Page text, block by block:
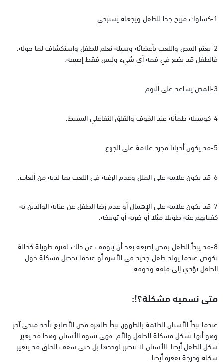
1-كسلوك مريح جدا للطفل ويجعله يسترخي.
2-يعتبر المص واللعب بأعضائه وسيلة تعلم للطفل واستكشاف لما حوله.
فالطفل قد يضع في فمه أي شيء وليس فقط إصبعه.
3-المص يساعد على النوم.
4-كوسيلة طمأنة عند الخوف والقلق التفاعلي البسيط.
5-قد يكون أحيانا مجرد علامة على الجوع.
6-قد يكون علامة على الملل وعدم الرغبة في اللعب بما لديه من ألعاب.
7-قد يكون علامة على الإهمال أو عدم رضا الطفل عن عناية الوالدين به
كغيابهم عنه طويلا مثلا أو ضربه أو توبيخه.
8-قد يبدأ الطفل بمص إصبعه بعد أن يتوقف عن ذلك لفترة طويلة كحالة
نكوص عندما يولد طفل جديد في الأسرة أو عندما تحصل مشكلة حول
الطفل تؤدي إلى قلقه وخوفه.
متى نسميه مشكلة؟!:
عندما تبدأ الأسنان الدائمة بالظهور, تبدأ ظاهرة مص الأصابع تأخذ منحى آخر
وهو أنها تشكل مشكلة للطفل والأم. فهي تشوه الأسنان وهذا قد يغير
شكل الطفل أيضا. الأسنان لا تتضرر لوحدها بل حتى سقف الحلق قد يتغير
شكله ودرجة تقعره أيضا.